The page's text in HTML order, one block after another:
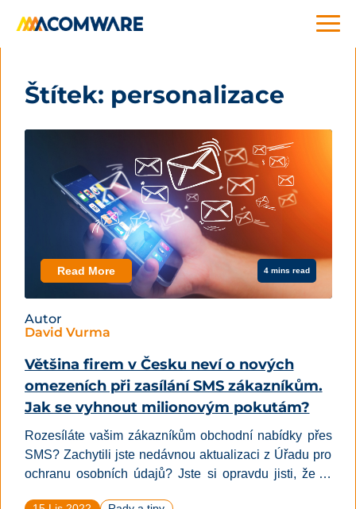
Štítek: personalizace
Read More 4 mins read
Autor
David Vurma
Většina firem v Česku neví o nových
omezeních při zasílání SMS zákazníkům.
Jak se vyhnout milionovým pokutám?
Rozesíláte vašim zákazníkům obchodní nabídky přes
SMS? Zachytili jste nedávnou aktualizaci z Úřadu pro
ochranu osobních údajů? Jste si opravdu jisti, že je